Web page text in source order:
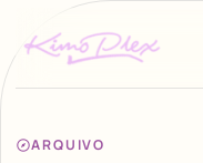
ARQUIVO